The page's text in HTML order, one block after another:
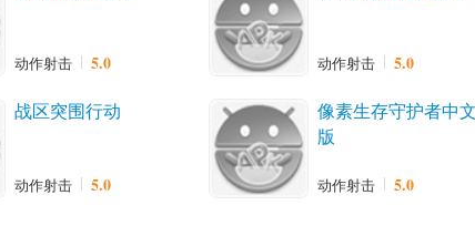
动作射击 5.0 动作射击 5.0
战区突围行动
动作射击 5.0
像素生存守护者中文
版
动作射击 5.0